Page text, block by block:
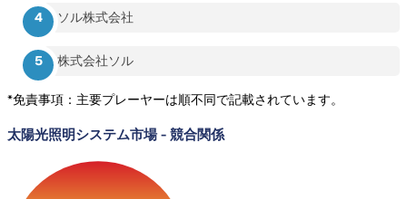
ソル株式会社
株式会社ソル
*免責事項：主要プレーヤーは順不同で記載されています。
太陽光照明システム市場- 競合関係